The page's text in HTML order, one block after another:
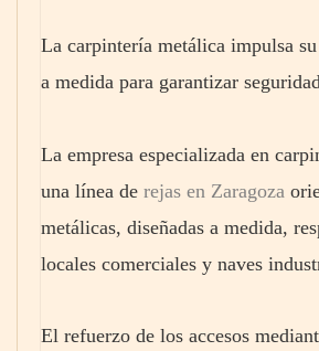
La carpintería metálica impulsa
a medida para garantizar
La empresa especializada en
una línea de rejas en Zaragoza
metálicas, diseñadas a medida,
locales comerciales y naves
El refuerzo de los accesos